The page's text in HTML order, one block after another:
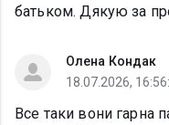
батьком. Дякую за
Олена Кондак
18.07.2026,
Все таки вони гарна